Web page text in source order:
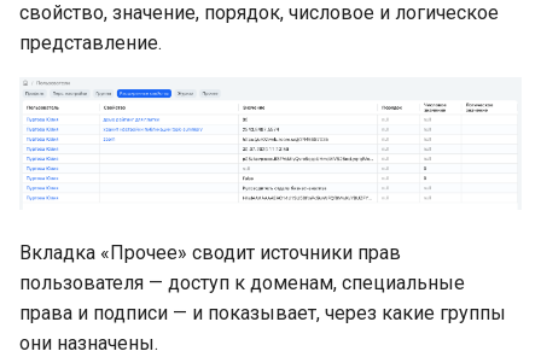
свойство, значение, порядок, числовое и логическое
представление.
Вкладка «Прочее» сводит источники прав
пользователя — доступ к доменам, специальные
права и подписи — и показывает, через какие группы
они назначены.